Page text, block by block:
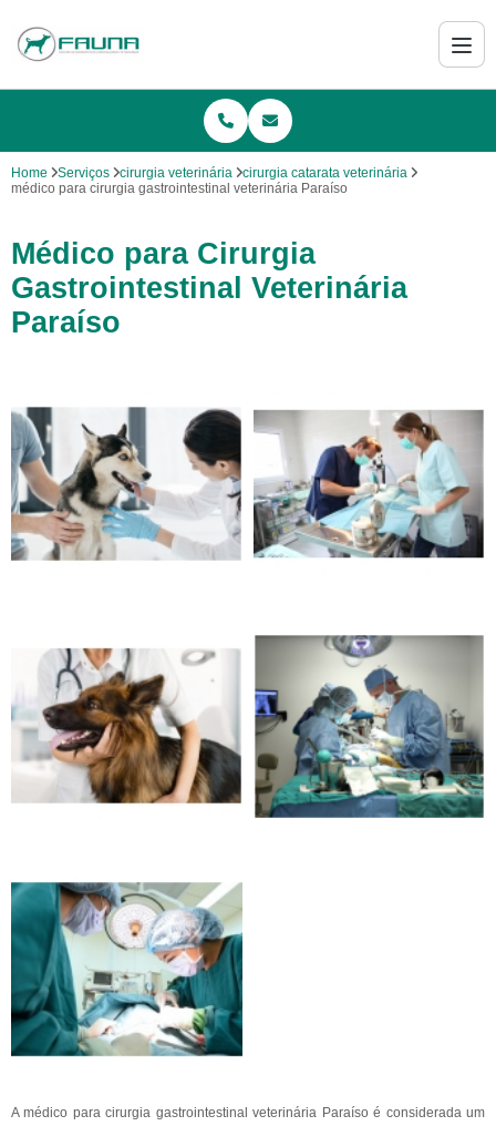
Home Serviços cirurgia veterinária
cirurgia catarata veterinária
médico para cirurgia gastrointestinal veterinária Paraíso
Médico para Cirurgia
Gastrointestinal Veterinária
Paraíso
A médico para cirurgia gastrointestinal veterinária Paraíso é considerada um